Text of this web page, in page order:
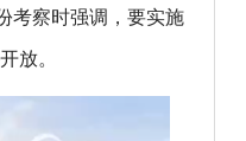
考察时强调，要实施
放。